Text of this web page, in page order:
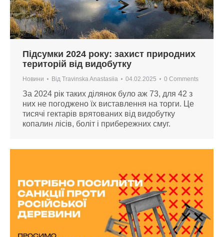
Підсумки 2024 року: захист природних
територій від видобутку
Новини Від Travinska Anastasiia 04.02.2025 0 Comments
За 2024 рік таких ділянок було аж 73, для 42 з
них не погоджено їх виставлення на торги. Це
тисячі гектарів врятованих від видобутку
копалин лісів, боліт і прибережних смуг.